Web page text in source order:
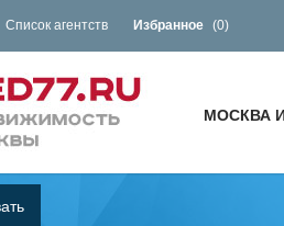
Список агентств Избранное (0)
МОСКВА